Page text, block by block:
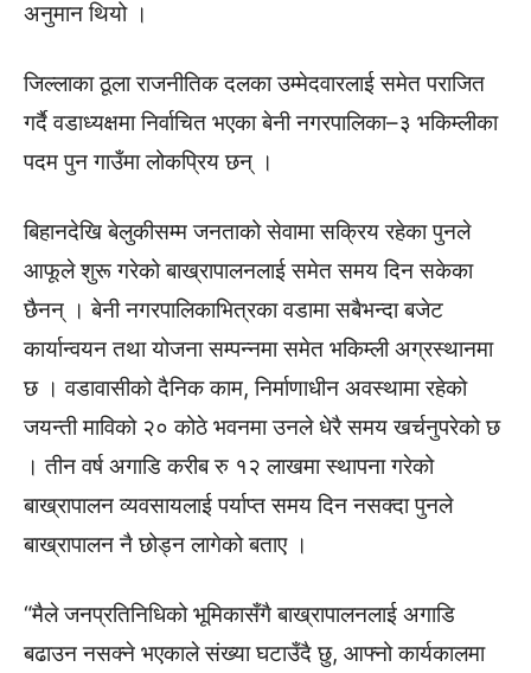
अनुमान थियो ।
जिल्लाका ठूला राजनीतिक दलका उम्मेदवारलाई समेत पराजित
गर्दै वडाध्यक्षमा निर्वाचित भएका बेनी नगरपालिका–३ भकिम्लीका
पदम पुन गाउँमा लोकप्रिय छन् ।
बिहानदेखि बेलुकीसम्म जनताको सेवामा सक्रिय रहेका पुनले
आफूले शुरू गरेको बाख्रापालनलाई समेत समय दिन सकेका
छैनन् । बेनी नगरपालिकाभित्रका वडामा सबैभन्दा बजेट
कार्यान्वयन तथा योजना सम्पन्नमा समेत भकिम्ली अग्रस्थानमा
छ । वडावासीको दैनिक काम, निर्माणाधीन अवस्थामा रहेको
जयन्ती माविको २० कोठे भवनमा उनले धेरै समय खर्चनुपरेको छ
। तीन वर्ष अगाडि करीब रु १२ लाखमा स्थापना गरेको
बाख्रापालन व्यवसायलाई पर्याप्त समय दिन नसक्दा पुनले
बाख्रापालन नै छोड्न लागेको बताए ।
“मैले जनप्रतिनिधिको भूमिकासँगै बाख्रापालनलाई अगाडि
बढाउन नसक्ने भएकाले संख्या घटाउँदै छु, आफ्नो कार्यकालमा